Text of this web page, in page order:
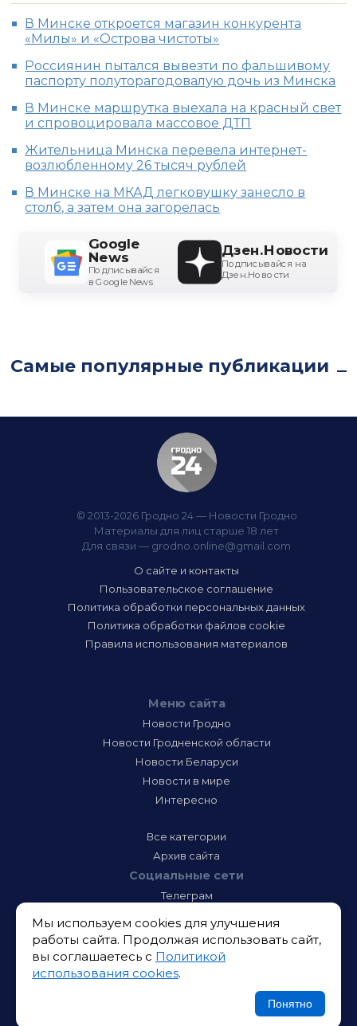
В Минске откроется магазин конкурента
«Милы» и «Острова чистоты»
Россиянин пытался вывезти по фальшивому
паспорту полуторагодовалую дочь из Минска
В Минске маршрутка выехала на красный свет
и спровоцировала массовое ДТП
Жительница Минска перевела интернет-
возлюбленному 26 тысяч рублей
В Минске на МКАД легковушку занесло в
столб, а затем она загорелась
Google
News
Подписывайся
в Google News
Дзен.Новости
Подписывайся на
Дзен.Новости
Самые популярные публикации
© 2013-2026 Гродно 24 — Новости Гродно
Материалы для лиц старше 18 лет
Для связи — grodno.online@gmail.com
О сайте и контакты
Пользовательское соглашение
Политика обработки персональных данных
Политика обработки файлов cookie
Правила использования материалов
Меню сайта
Новости Гродно
Новости Гродненской области
Новости Беларуси
Новости в мире
Интересно
Все категории
Архив сайта
Социальные сети
Телеграм
Инстаграм
Тик-Ток
Одноклассники
ВК
Мы используем cookies для улучшения
работы сайта. Продолжая использовать сайт,
вы соглашаетесь с Политикой
использования cookies.
Понятно